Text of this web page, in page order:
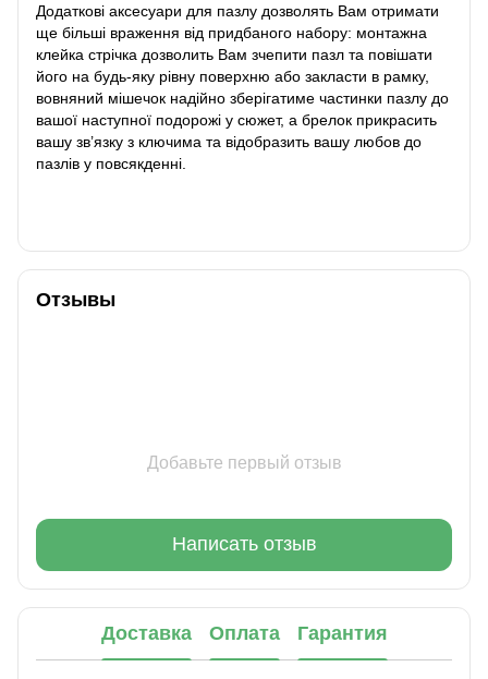
Додаткові аксесуари для пазлу дозволять Вам отримати
ще більші враження від придбаного набору: монтажна
клейка стрічка дозволить Вам зчепити пазл та повішати
його на будь-яку рівну поверхню або закласти в рамку,
вовняний мішечок надійно зберігатиме частинки пазлу до
вашої наступної подорожі у сюжет, а брелок прикрасить
вашу зв’язку з ключима та відобразить вашу любов до
пазлів у повсякденні.
Отзывы
Добавьте первый отзыв
Написать отзыв
Доставка Оплата Гарантия